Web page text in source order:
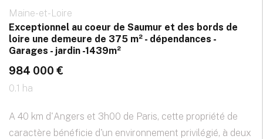
Maine-et-Loire
Exceptionnel au coeur de Saumur et des bords de
loire une demeure de 375 m² - dépendances -
Garages - jardin -1439m²
984 000 €
0.1 ha
A 40 km d'Angers et 3h00 de Paris, cette propriété de
caractère bénéficie d'un environnement privilégié, à deux